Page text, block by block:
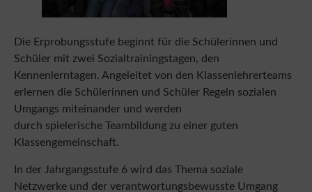
Die Erprobungsstufe beginnt für die Schülerinnen und
Schüler mit zwei Sozialtrainingstagen, den
Kennenlerntagen. Angeleitet von den Klassenlehrerteams
erlernen die Schülerinnen und Schüler Regeln sozialen
Umgangs miteinander und werden
durch spielerische Teambildung zu einer guten
Klassengemeinschaft.
In der Jahrgangsstufe 6 wird das Thema soziale
Netzwerke und der verantwortungsbewusste Umgang
damit in Projekten gegen Cybermobbing, pädagogisch